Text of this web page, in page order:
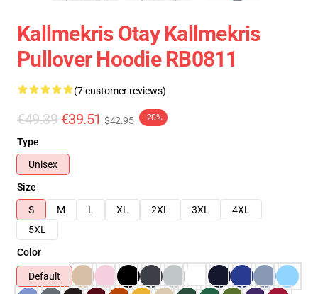
Kallmekris Otay Kallmekris
Pullover Hoodie RB0811
(7 customer reviews)
€49.39 €39.51 $42.95 -20%
Type
Unisex
Size
S
M L XL 2XL 3XL
4XL
5XL
Color
Default